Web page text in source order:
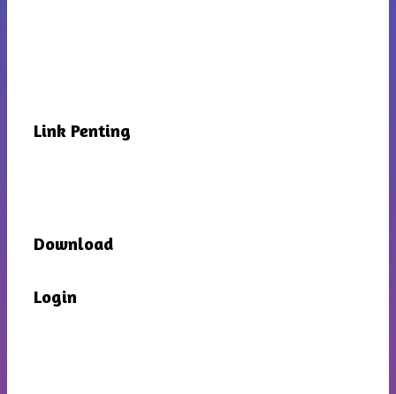
Link Penting
Download
Login